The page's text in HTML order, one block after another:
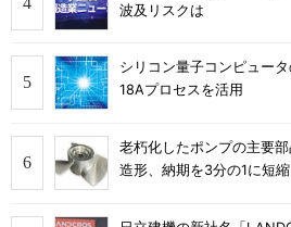
波及リスクは
シリコン量子コンピュー
18Aプロセスを活用
老朽化したポンプの主要
造形、納期を3分の1に短縮